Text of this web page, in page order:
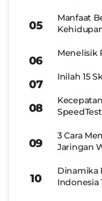
Manfaat
Menelisik
Inilah 15
SpeedTest
3 Cara
Jaringan
Dinamika
Indonesia